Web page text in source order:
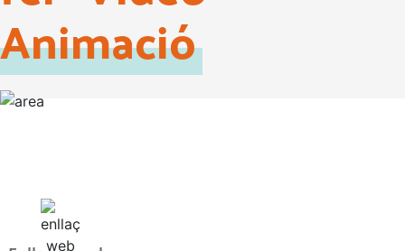
Animació